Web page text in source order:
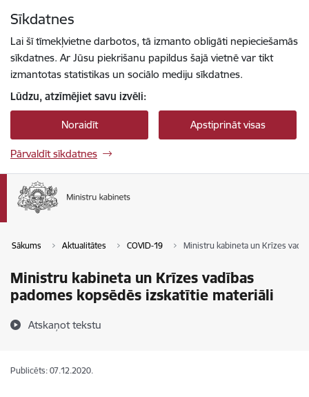
Sīkdatnes
Lai šī tīmekļvietne darbotos, tā izmanto obligāti nepieciešamās
sīkdatnes. Ar Jūsu piekrišanu papildus šajā vietnē var tikt
izmantotas statistikas un sociālo mediju sīkdatnes.
Lūdzu, atzīmējiet savu izvēli:
Noraidīt Apstiprināt visas
Pārvaldīt sīkdatnes
Sākums Aktualitātes COVID-19 Ministru kabineta un Krīzes
Ministru kabineta un Krīzes vadības
padomes kopsēdēs izskatītie materiāli
Atskaņot tekstu
Publicēts: 07.12.2020.